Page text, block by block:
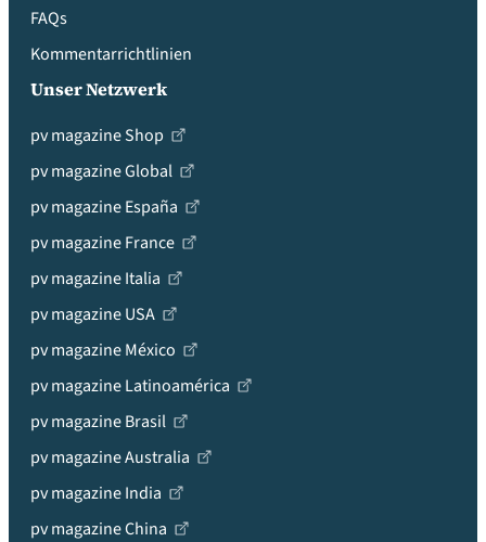
FAQs
Kommentarrichtlinien
Unser Netzwerk
pv magazine Shop
pv magazine Global
pv magazine España
pv magazine France
pv magazine Italia
pv magazine USA
pv magazine México
pv magazine Latinoamérica
pv magazine Brasil
pv magazine Australia
pv magazine India
pv magazine China